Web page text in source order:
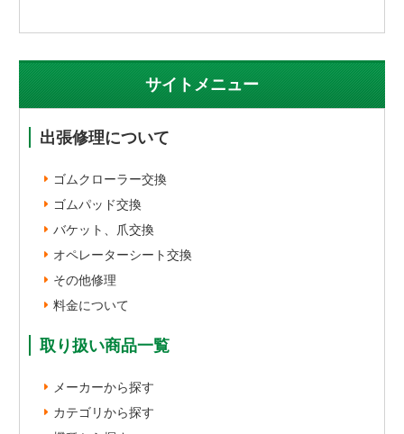
サイトメニュー
出張修理について
ゴムクローラー交換
ゴムパッド交換
バケット、爪交換
オペレーターシート交換
その他修理
料金について
取り扱い商品一覧
メーカーから探す
カテゴリから探す